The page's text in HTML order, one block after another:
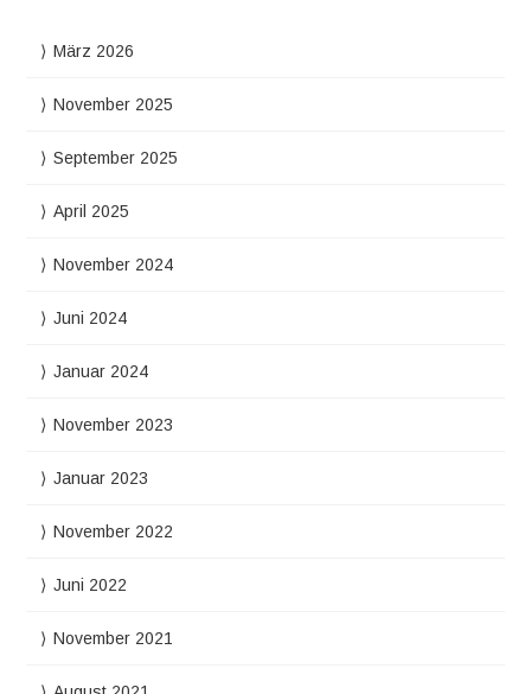
März 2026
November 2025
September 2025
April 2025
November 2024
Juni 2024
Januar 2024
November 2023
Januar 2023
November 2022
Juni 2022
November 2021